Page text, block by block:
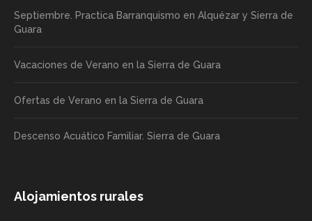
Septiembre. Practica Barranquismo en Alquézar y Sierra de
Guara
Vacaciones de Verano en la Sierra de Guara
Ofertas de Verano en la Sierra de Guara
Descenso Acuático Familiar. Sierra de Guara
Alojamientos rurales